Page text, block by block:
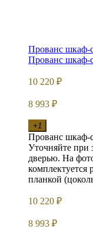
Прованс шкаф-
Прованс шкаф-
10 220 ₽
8 993 ₽
+1
Прованс шкаф-
Уточняйте при
дверью. На
планкой
10 220 ₽
8 993 ₽